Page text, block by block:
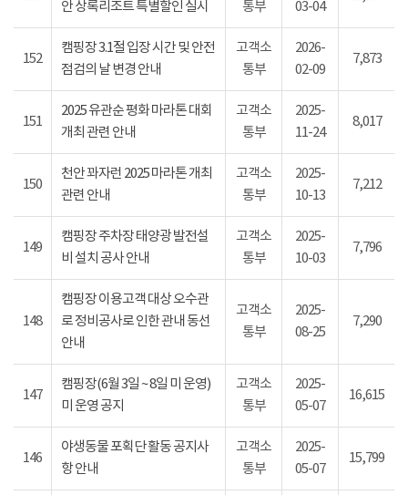
안 상록리조트 특별할인 실시
통부
03-04
152
캠핑장 3.1절 입장 시간 및 안전
점검의 날 변경 안내
고객소
통부
2026-
02-09
7,873
151
2025 유관순 평화 마라톤 대회
개최 관련 안내
고객소
통부
2025-
11-24
8,017
150
천안 꽈자런 2025 마라톤 개최
관련 안내
고객소
통부
2025-
10-13
7,212
149
캠핑장 주차장 태양광 발전설
비 설치 공사 안내
고객소
통부
2025-
10-03
7,796
148
캠핑장 이용고객 대상 오수관
로 정비공사로 인한 관내 동선
안내
고객소
통부
2025-
08-25
7,290
147
캠핑장(6월 3일 ~ 8일 미 운영)
미 운영 공지
고객소
통부
2025-
05-07
16,615
146
야생동물 포획단 활동 공지사
항 안내
고객소
통부
2025-
05-07
15,799